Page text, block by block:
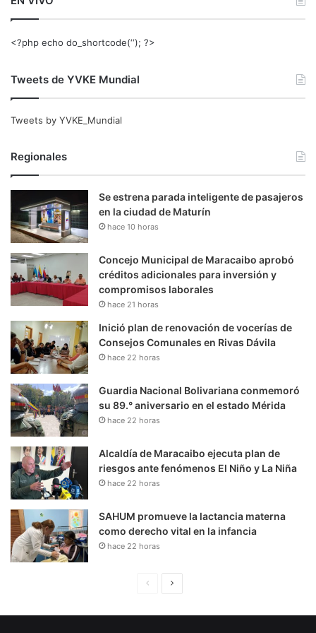
<?php echo do_shortcode(‘‘); ?>
Tweets de YVKE Mundial
Tweets by YVKE_Mundial
Regionales
Se estrena parada inteligente de pasajeros
en la ciudad de Maturín
hace 10 horas
Concejo Municipal de Maracaibo aprobó
créditos adicionales para inversión y
compromisos laborales
hace 21 horas
Inició plan de renovación de vocerías de
Consejos Comunales en Rivas Dávila
hace 22 horas
Guardia Nacional Bolivariana conmemoró
su 89.° aniversario en el estado Mérida
hace 22 horas
Alcaldía de Maracaibo ejecuta plan de
riesgos ante fenómenos El Niño y La Niña
hace 22 horas
SAHUM promueve la lactancia materna
como derecho vital en la infancia
hace 22 horas